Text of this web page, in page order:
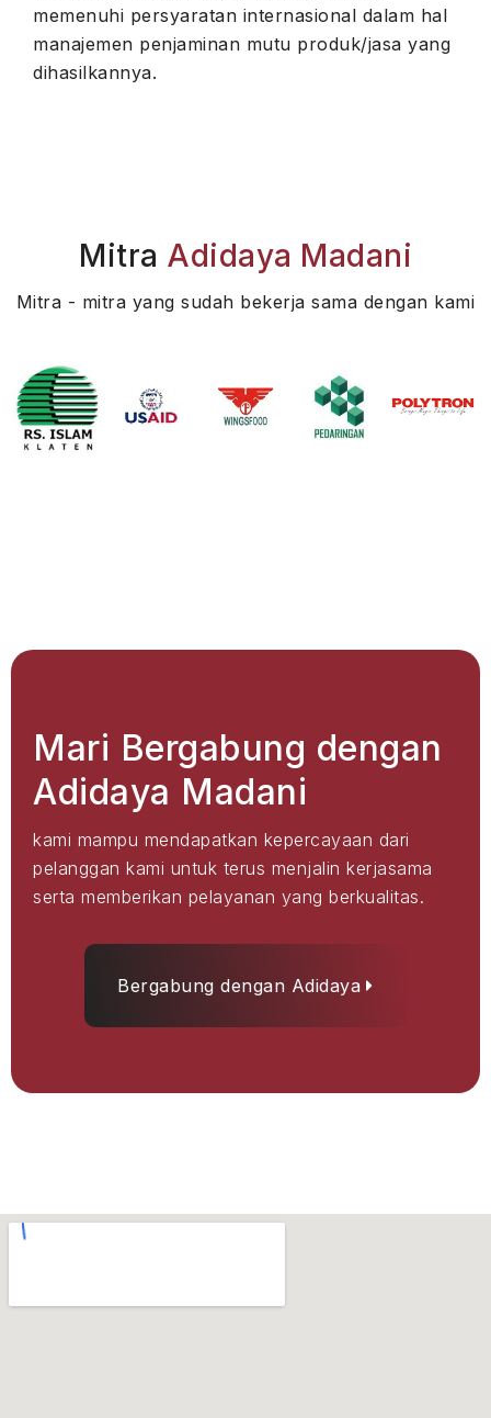
memenuhi persyaratan internasional dalam hal
manajemen penjaminan mutu produk/jasa yang
dihasilkannya.
Mitra Adidaya Madani
Mitra - mitra yang sudah bekerja sama dengan kami
Mari Bergabung dengan
Adidaya Madani
kami mampu mendapatkan kepercayaan dari
pelanggan kami untuk terus menjalin kerjasama
serta memberikan pelayanan yang berkualitas.
Bergabung dengan Adidaya